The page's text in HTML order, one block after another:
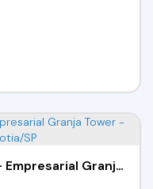
Sala comercial com 280 m² - Empresarial Granja Tower - Jardim Lambreta - Granja Viana - Cotia/SP